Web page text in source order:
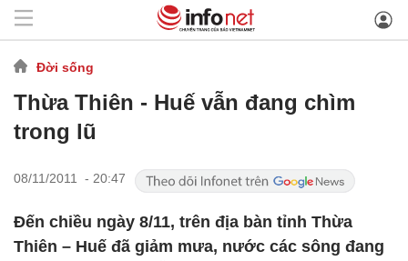
Đời sống
Thừa Thiên - Huế vẫn đang chìm
trong lũ
08/11/2011 - 20:47
Đến chiều ngày 8/11, trên địa bàn tỉnh Thừa
Thiên – Huế đã giảm mưa, nước các sông đang